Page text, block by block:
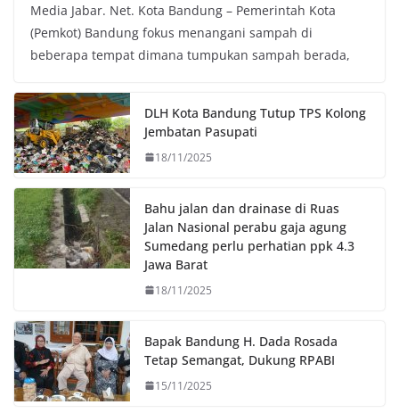
c
e
b
o
k
i
t
t
r
a
t
s
p
p
p
y
L
n
k
Media Jabar. Net. Kota Bandung – Pemerintah Kota
(Pemkot) Bandung fokus menangani sampah di
beberapa tempat dimana tumpukan sampah berada,
DLH Kota Bandung Tutup TPS Kolong
Jembatan Pasupati
18/11/2025
Bahu jalan dan drainase di Ruas
Jalan Nasional perabu gaja agung
Sumedang perlu perhatian ppk 4.3
Jawa Barat
18/11/2025
Bapak Bandung H. Dada Rosada
Tetap Semangat, Dukung RPABI
15/11/2025